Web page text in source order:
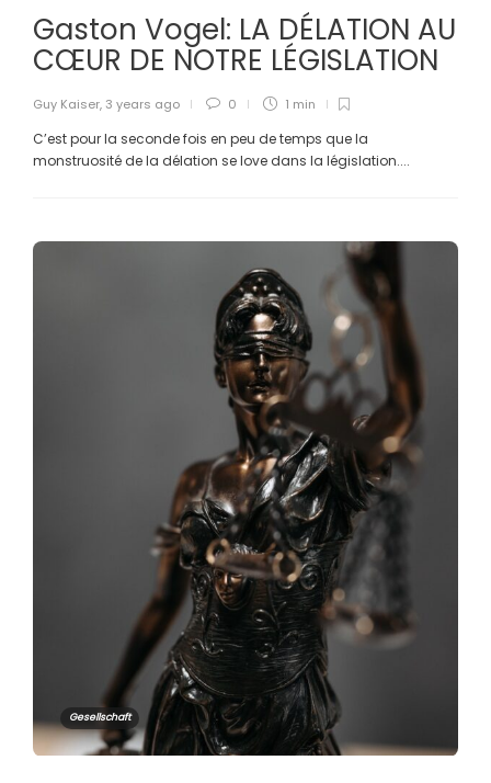
Gaston Vogel: LA DÉLATION AU
CŒUR DE NOTRE LÉGISLATION
Guy Kaiser, 3 years ago 0 1 min
C’est pour la seconde fois en peu de temps que la
monstruosité de la délation se love dans la législation....
Gesellschaft